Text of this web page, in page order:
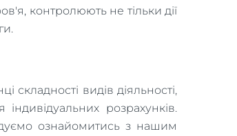
контролюють не тільки дії
складності видів діяльності,
розрахунків.
ознайомитись з нашим